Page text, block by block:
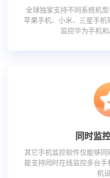
全球独家支持不同系统机
苹果手机、小米、三星手
监控华为手机
同时监
其它手机监控软件仅能够
能支持同时在线监控多台
机